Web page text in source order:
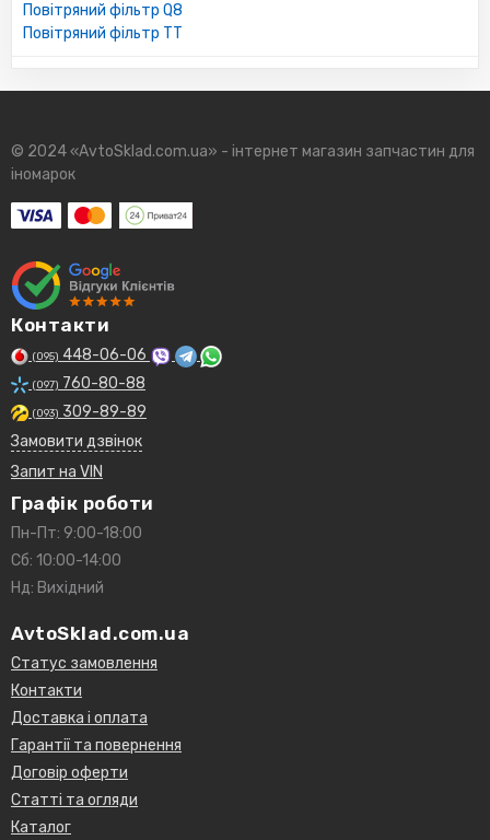
Повітряний фільтр Q8
Повітряний фільтр TT
© 2024 «AvtoSklad.com.ua» - інтернет магазин запчастин для
іномарок
Контакти
(095) 448-06-06
(097) 760-80-88
(093) 309-89-89
Замовити дзвінок
Запит на VIN
Графік роботи
Пн-Пт: 9:00-18:00
Сб: 10:00-14:00
Нд: Вихідний
AvtoSklad.com.ua
Статус замовлення
Контакти
Доставка і оплата
Гарантії та повернення
Договір оферти
Статті та огляди
Каталог